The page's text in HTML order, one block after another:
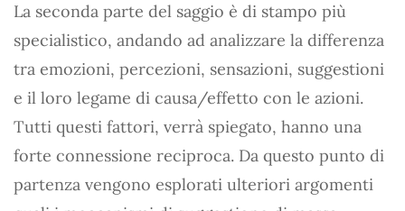
La seconda parte del saggio è di stampo più
specialistico, andando ad analizzare la differenza
tra emozioni, percezioni, sensazioni, suggestioni
e il loro legame di causa/effetto con le azioni.
Tutti questi fattori, verrà spiegato, hanno una
forte connessione reciproca. Da questo punto di
partenza vengono esplorati ulteriori argomenti